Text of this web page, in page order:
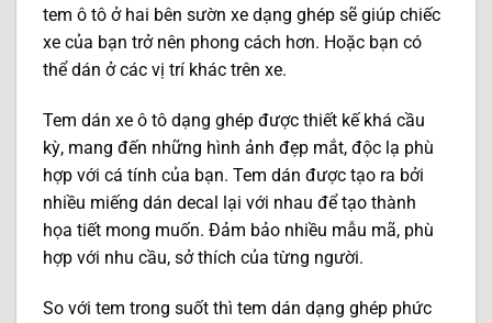
tem ô tô ở hai bên sườn xe dạng ghép sẽ giúp chiếc
xe của bạn trở nên phong cách hơn. Hoặc bạn có
thể dán ở các vị trí khác trên xe.
Tem dán xe ô tô dạng ghép được thiết kế khá cầu
kỳ, mang đến những hình ảnh đẹp mắt, độc lạ phù
hợp với cá tính của bạn. Tem dán được tạo ra bởi
nhiều miếng dán decal lại với nhau để tạo thành
họa tiết mong muốn. Đảm bảo nhiều mẫu mã, phù
hợp với nhu cầu, sở thích của từng người.
So với tem trong suốt thì tem dán dạng ghép phức